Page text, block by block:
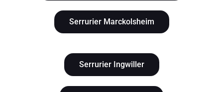
Serrurier Marckolsheim
Serrurier Ingwiller